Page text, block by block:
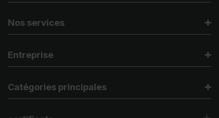
Nos services
Entreprise
Catégories principales